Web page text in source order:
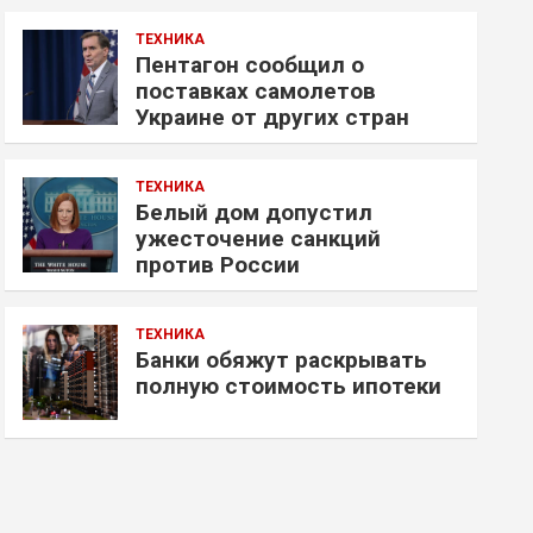
ТЕХНИКА
Пентагон сообщил о
поставках самолетов
Украине от других стран
ТЕХНИКА
Белый дом допустил
ужесточение санкций
против России
ТЕХНИКА
Банки обяжут раскрывать
полную стоимость ипотеки